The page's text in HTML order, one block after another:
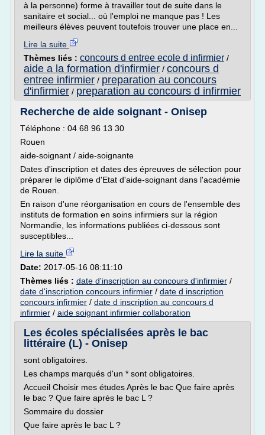
à la personne) forme à travailler tout de suite dans le
sanitaire et social... où l'emploi ne manque pas ! Les
meilleurs élèves peuvent toutefois trouver une place en...
Lire la suite
Thèmes liés : concours d entree ecole d infirmier /
aide a la formation d'infirmier / concours d
entree infirmier / preparation au concours
d'infirmier / preparation au concours d infirmier
Recherche de aide soignant - Onisep
Téléphone : 04 68 96 13 30
Rouen
aide-soignant / aide-soignante
Dates d'inscription et dates des épreuves de sélection pour
préparer le diplôme d'Etat d'aide-soignant dans l'académie
de Rouen.
En raison d'une réorganisation en cours de l'ensemble des
instituts de formation en soins infirmiers sur la région
Normandie, les informations publiées ci-dessous sont
susceptibles...
Lire la suite
Date: 2017-05-16 08:11:10
Thèmes liés : date d'inscription au concours d'infirmier /
date d'inscription concours infirmier / date d inscription
concours infirmier / date d inscription au concours d
infirmier / aide soignant infirmier collaboration
Les écoles spécialisées après le bac
littéraire (L) - Onisep
sont obligatoires.
Les champs marqués d'un * sont obligatoires.
Accueil Choisir mes études Après le bac Que faire après
le bac ? Que faire après le bac L ?
Sommaire du dossier
Que faire après le bac L ?